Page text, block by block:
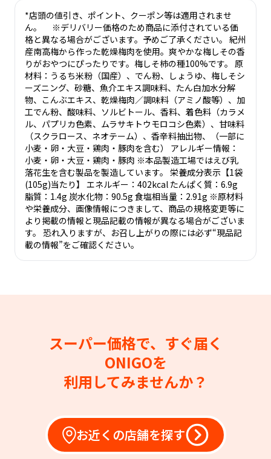
*店頭の値引き、ポイント、クーポン等は適用されませ
ん。 ※デリバリー価格のため商品に添付されている価
格と異なる場合がございます。予めご了承ください。 紀州
産南高梅から作った乾燥梅肉を使用。爽やかな梅しその香
りがおやつにぴったりです。梅しそ柿の種100%です。 原
材料：うるち米粉（国産）、でん粉、しょうゆ、梅しそシ
ーズニング、砂糖、魚介エキス調味料、たん白加水分解
物、こんぶエキス、乾燥梅肉／調味料（アミノ酸等）、加
工でん粉、酸味料、ソルビトール、香料、着色料（カラメ
ル、パプリカ色素、ムラサキトウモロコシ色素）、甘味料
（スクラロース、ネオテーム）、香辛料抽出物、（一部に
小麦・卵・大豆・鶏肉・豚肉を含む） アレルギー情報：
小麦・卵・大豆・鶏肉・豚肉 ※本品製造工場ではえび乳
落花生を含む製品を製造しています。 栄養成分表示【1袋
(105g)当たり】 エネルギー：402kcal たんぱく質：6.9g
脂質：1.4g 炭水化物：90.5g 食塩相当量：2.91g ※原材料
や栄養成分、画像情報につきまして、商品の規格変更等に
より掲載の情報と現品記載の情報が異なる場合がございま
す。 恐れ入りますが、お召し上がりの際には必ず“現品記
載の情報”をご確認ください。
スーパー価格で、すぐ届く
ONIGOを
利用してみませんか？
お近くの店舗を探す